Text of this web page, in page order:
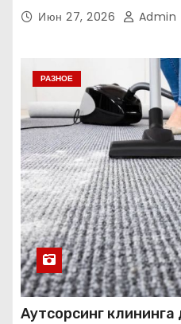
Июн 27, 2026 Admin
РАЗНОЕ
Аутсорсинг